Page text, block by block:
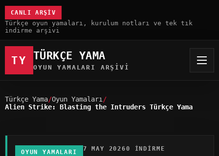
CANLI ARŞIV
Türkçe oyun yamaları, kurulum notları ve tek tık
indirme arşivi
TY TÜRKÇE YAMA
OYUN YAMALARI ARŞIVI
Türkçe Yama Oyun Yamaları
Alien Strike: Blasting the Intruders Türkçe Yama
OYUN YAMALARI 7 MAY 20260 INDIRME